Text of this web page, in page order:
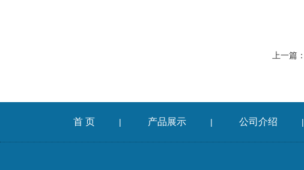
上一篇：
首 页 | 产品展示 | 公司介绍 |